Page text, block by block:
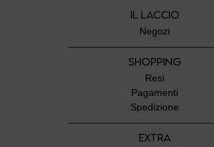
IL LACCIO
Negozi
SHOPPING
Resi
Pagamenti
Spedizione
EXTRA